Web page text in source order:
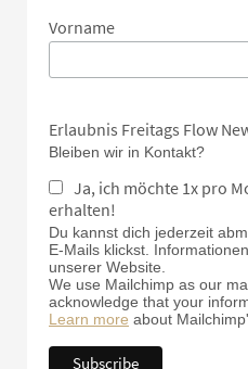
Vorname
Erlaubnis Freitags Flow
Bleiben wir in Kontakt?
Ja, ich möchte 1x pro
erhalten!
Du kannst dich jederzeit
E-Mails klickst.
unserer Website.
We use Mailchimp as our
acknowledge that your
Learn more about